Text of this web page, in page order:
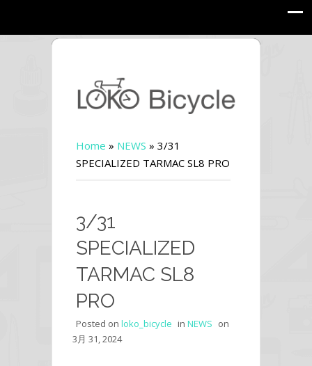
Home » NEWS » 3/31
SPECIALIZED TARMAC SL8 PRO
3/31
SPECIALIZED
TARMAC SL8
PRO
Posted on loko_bicycle in NEWS on
3月 31, 2024